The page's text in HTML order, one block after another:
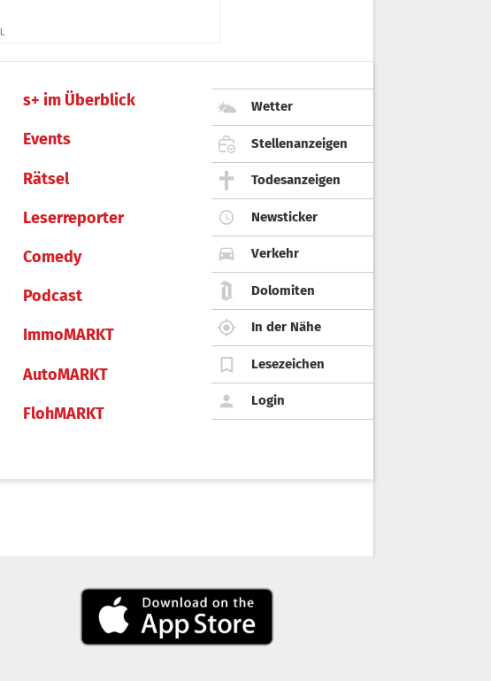
s+ im Überblick
Events
Rätsel
Leserreporter
Comedy
Podcast
ImmoMARKT
AutoMARKT
FlohMARKT
Wetter
Stellenanzeigen
Todesanzeigen
Newsticker
Verkehr
Dolomiten
In der Nähe
Lesezeichen
Login